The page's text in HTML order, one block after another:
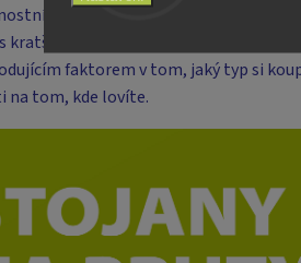
podmínek. Rybář je může
kratšími nohami, které umožňují
faktorem v tom, jaký typ si
na tom, kde lovíte.